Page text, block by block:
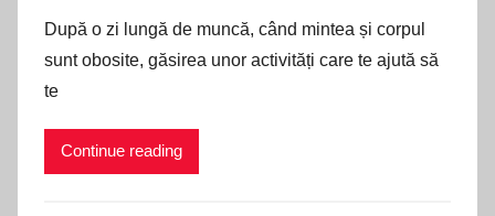
După o zi lungă de muncă, când mintea și corpul
sunt obosite, găsirea unor activități care te ajută să
te
Continue reading